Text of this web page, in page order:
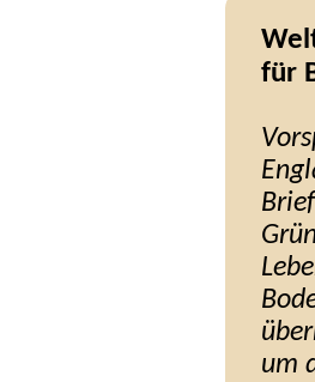
für
um